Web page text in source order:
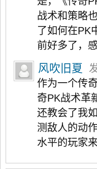
战术和策略
了如何在PK
前好多了，
风吹旧夏
作为一个传
奇PK战术革
还教会了我
测敌人的动
水平的玩家